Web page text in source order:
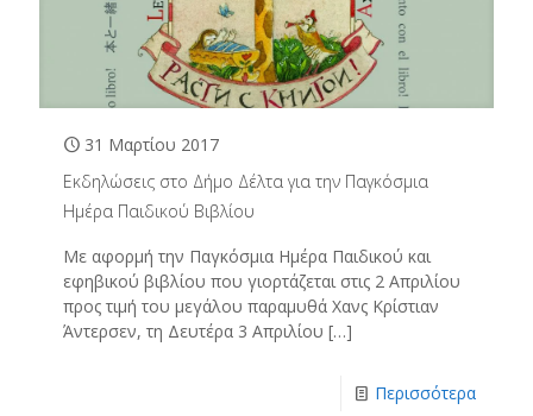
31 Μαρτίου 2017
Εκδηλώσεις στο Δήμο Δέλτα για την Παγκόσμια
Ημέρα Παιδικού Βιβλίου
Με αφορμή την Παγκόσμια Ημέρα Παιδικού και
εφηβικού βιβλίου που γιορτάζεται στις 2 Απριλίου
προς τιμή του μεγάλου παραμυθά Χανς Κρίστιαν
Άντερσεν, τη Δευτέρα 3 Απριλίου […]
Περισσότερα